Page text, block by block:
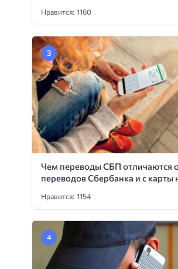
Нравится: 1160
Чем переводы СБП отличаются
переводов Сбербанка и с карты
Нравится: 1154